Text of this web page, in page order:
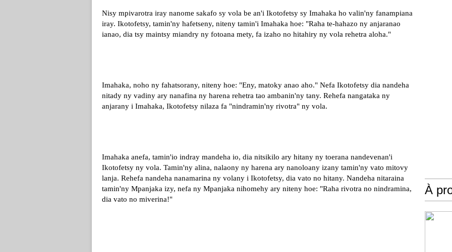
Nisy mpivarotra iray nanome sakafo sy vola be an'i Ikotofetsy sy Imahaka ho valin'ny fanampiana
iray. Ikotofetsy, tamin'ny hafetseny, niteny tamin'i Imahaka hoe: "Raha te-hahazo ny anjaranao
ianao, dia tsy maintsy miandry ny fotoana mety, fa izaho no hitahiry ny vola rehetra aloha."
Imahaka, noho ny fahatsorany, niteny hoe: "Eny, matoky anao aho." Nefa Ikotofetsy dia nandeha
nitady ny vadiny ary nanafina ny harena rehetra tao ambanin'ny tany. Rehefa nangataka ny
anjarany i Imahaka, Ikotofetsy nilaza fa "nindramin'ny rivotra" ny vola.
Imahaka anefa, tamin'io indray mandeha io, dia nitsikilo ary hitany ny toerana nandevenan'i
Ikotofetsy ny vola. Tamin'ny alina, nalaony ny harena ary nanoloany izany tamin'ny vato mitovy
lanja. Rehefa nandeha nanamarina ny volany i Ikotofetsy, dia vato no hitany. Nandeha nitaraina
tamin'ny Mpanjaka izy, nefa ny Mpanjaka nihomehy ary niteny hoe: "Raha rivotra no nindramina,
dia vato no miverina!"
À